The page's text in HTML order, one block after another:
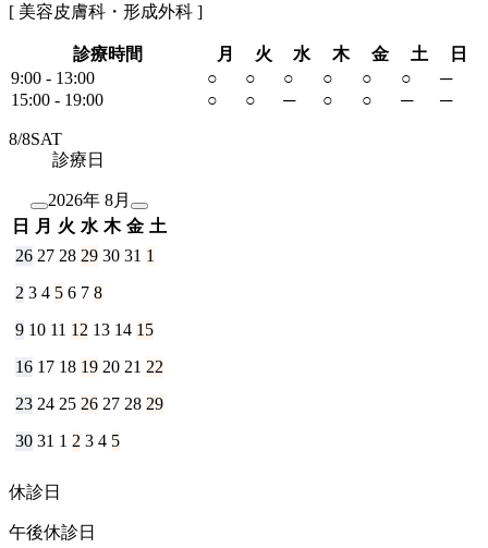
[ 美容皮膚科・形成外科 ]
診療時間 月 火 水 木 金 土
日
9:00 - 13:00
○ ○ ○ ○ ○ ○
─
15:00 - 19:00
○ ○ ─ ○ ○ ─ ─
8/8SAT
診療日
2026年 8月
日
月 火 水 木 金 土
26 27 28 29 30 31 1
2 3 4 5 6 7 8
9 10 11 12 13 14 15
16 17 18 19 20 21 22
23 24 25 26 27 28 29
30 31 1 2 3 4 5
休診日
午後休診日